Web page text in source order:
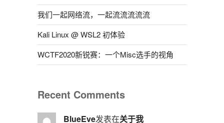
我们一起网络流，一起流流流流流
Kali Linux @ WSL2 初体验
WCTF2020新锐赛：一个Misc选手的视角
Recent Comments
BlueEve发表在关于我